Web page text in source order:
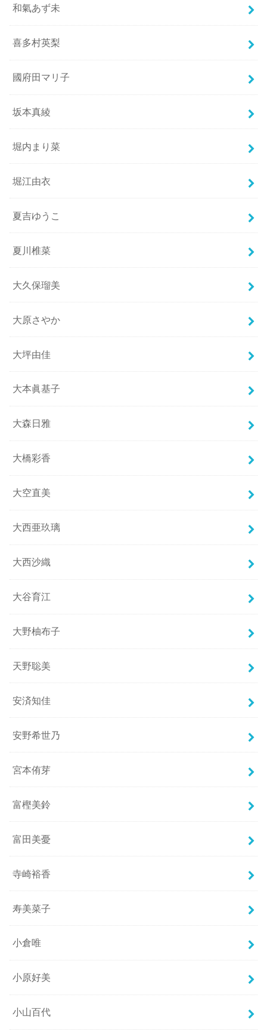
和氣あず未
喜多村英梨
國府田マリ子
坂本真綾
堀内まり菜
堀江由衣
夏吉ゆうこ
夏川椎菜
大久保瑠美
大原さやか
大坪由佳
大本眞基子
大森日雅
大橋彩香
大空直美
大西亜玖璃
大西沙織
大谷育江
大野柚布子
天野聡美
安済知佳
安野希世乃
宮本侑芽
富樫美鈴
富田美憂
寺崎裕香
寿美菜子
小倉唯
小原好美
小山百代